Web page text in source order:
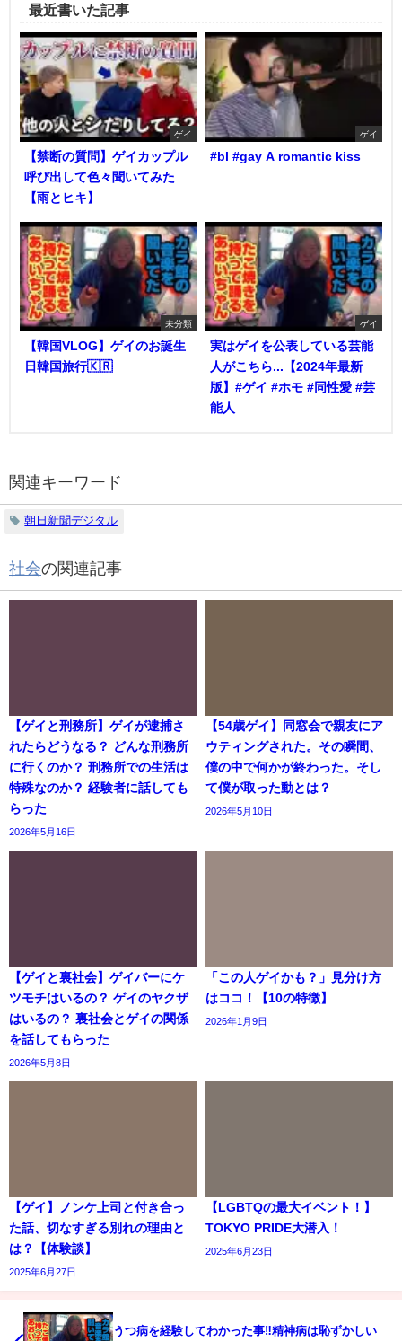
最近書いた記事
ゲイ
【禁断の質問】ゲイカップル
呼び出して色々聞いてみた
【雨とヒキ】
ゲイ
#bl #gay A romantic kiss
未分類
【韓国VLOG】ゲイのお誕生
日韓国旅行🇰🇷
ゲイ
実はゲイを公表している芸能
人がこちら...【2024年最新
版】#ゲイ #ホモ #同性愛 #芸
能人
関連キーワード
朝日新聞デジタル
社会の関連記事
【ゲイと刑務所】ゲイが逮捕さ
れたらどうなる？ どんな刑務所
に行くのか？ 刑務所での生活は
特殊なのか？ 経験者に話しても
らった
2026年5月16日
【54歳ゲイ】同窓会で親友にア
ウティングされた。その瞬間、
僕の中で何かが終わった。そし
て僕が取った動とは？
2026年5月10日
【ゲイと裏社会】ゲイバーにケ
ツモチはいるの？ ゲイのヤクザ
はいるの？ 裏社会とゲイの関係
を話してもらった
2026年5月8日
「この人ゲイかも？」見分け方
はココ！【10の特徴】
2026年1月9日
【ゲイ】ノンケ上司と付き合っ
た話、切なすぎる別れの理由と
は？【体験談】
2025年6月27日
【LGBTQの最大イベント！】
TOKYO PRIDE大潜入！
2025年6月23日
うつ病を経験してわかった事‼︎精神病は恥ずかしい